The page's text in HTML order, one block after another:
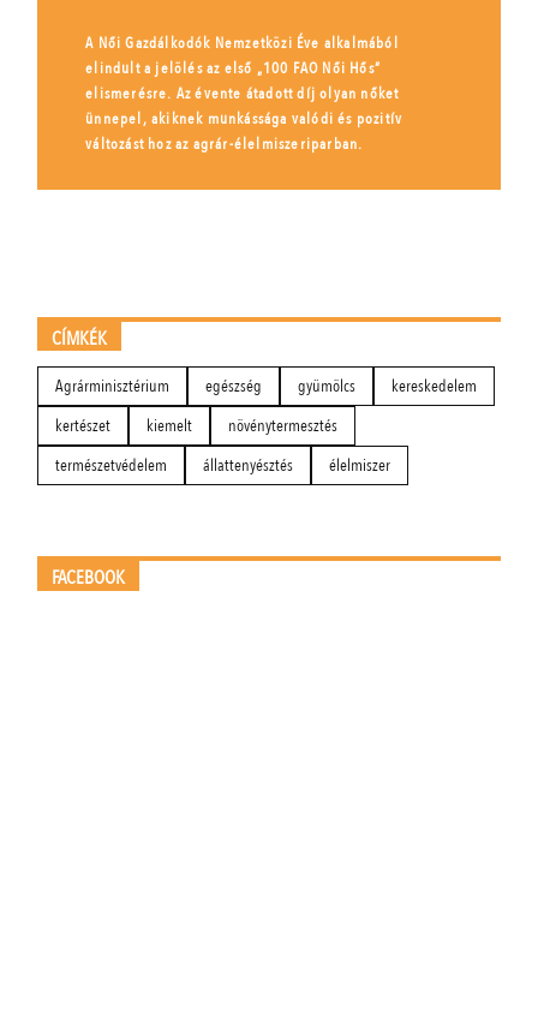
A Női Gazdálkodók Nemzetközi Éve alkalmából
elindult a jelölés az első „100 FAO Női Hős”
elismerésre. Az évente átadott díj olyan nőket
ünnepel, akiknek munkássága valódi és pozitív
változást hoz az agrár-élelmiszeriparban.
CÍMKÉK
Agrárminisztérium egészség gyümölcs
kereskedelem
kertészet
kiemelt
növénytermesztés
természetvédelem
állattenyésztés élelmiszer
FACEBOOK